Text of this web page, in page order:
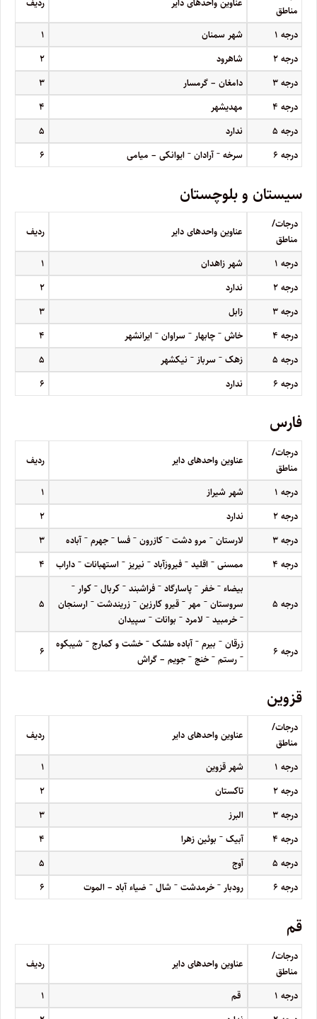
مناطق
عناوین واحدهای دایر ردیف
درجه ۱ شهر سمنان
۱
درجه۲ شاهرود
۲
درجه۳ دامغان – گرمسار
۳
درجه ۴ مهدیشهر
۴
درجه ۵ ندارد
۵
درجه ۶ سرخه– آرادان– ایوانکی – میامی ۶
سیستان و بلوچستان
درجات/
مناطق
عناوین واحدهای دایر ردیف
درجه ۱ شهر زاهدان
۱
درجه۲ ندارد
۲
درجه۳ زابل
۳
درجه ۴ خاش– چابهار– سراوان– ایرانشهر
۴
درجه ۵ زهک– سرباز– نیکشهر
۵
درجه ۶ ندارد ۶
فارس
درجات/
مناطق
عناوین واحدهای دایر ردیف
درجه ۱ شهر شیراز
۱
درجه۲ ندارد
۲
درجه۳ لارستان– مرو دشت– کازرون– فسا– جهرم– آباده
۳
درجه ۴ ممسنی– اقلید– فیروزآباد– نیریز– استهبانات– داراب ۴
درجه ۵
بیضاء– خفر– پاسارگاد– فراشبند– کربال– کوار–
سروستان– مهر– قیرو کارزین– زریندشت– ارسنجان
– خرمبید– لامرد– بوانات– سپیدان
۵
درجه ۶
زرقان– بیرم– آباده طشک– خشت و کمارج– شیبکوه
– رستم– خنج– جویم – گراش
۶
قزوین
درجات/
مناطق
عناوین واحدهای دایر ردیف
درجه ۱ شهر قزوین
۱
درجه۲ تاکستان
۲
درجه۳ البرز
۳
درجه ۴ آبیک– بوئین زهرا
۴
درجه ۵ آوج
۵
درجه ۶ رودبار– خرمدشت– شال– ضیاء آباد – الموت ۶
قم
درجات/
مناطق
عناوین واحدهای دایر ردیف
درجه ۱ قم
۱